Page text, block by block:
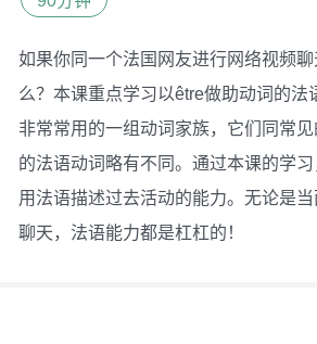
如果你同一个法国网友进行网络视频
么？本课重点学习以être做助动词的法
非常常用的一组动词家族，它们同常
的法语动词略有不同。通过本课的学
用法语描述过去活动的能力。无论是
聊天，法语能力都是杠杠的！